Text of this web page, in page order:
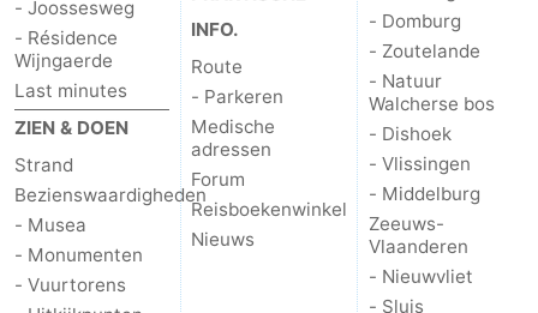
Cadzand
-
Natuur
Zwin
Weer
- Joossesweg
- Résidence
Wijngaerde
Last minutes
ZIEN & DOEN
Strand
Bezienswaardigheden
- Musea
- Monumenten
- Vuurtorens
INFO.
Route
- Parkeren
Medische
adressen
Forum
Reisboekenwinkel
Nieuws
- Domburg
- Zoutelande
- Natuur
Walcherse bos
- Dishoek
- Vlissingen
- Middelburg
Zeeuws-
Vlaanderen
- Nieuwvliet
- Sluis